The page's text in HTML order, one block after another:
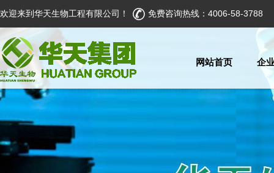
欢迎来到华天生物工程有限公司！ 免费咨询热线：4006-58-3788
网站首页 企